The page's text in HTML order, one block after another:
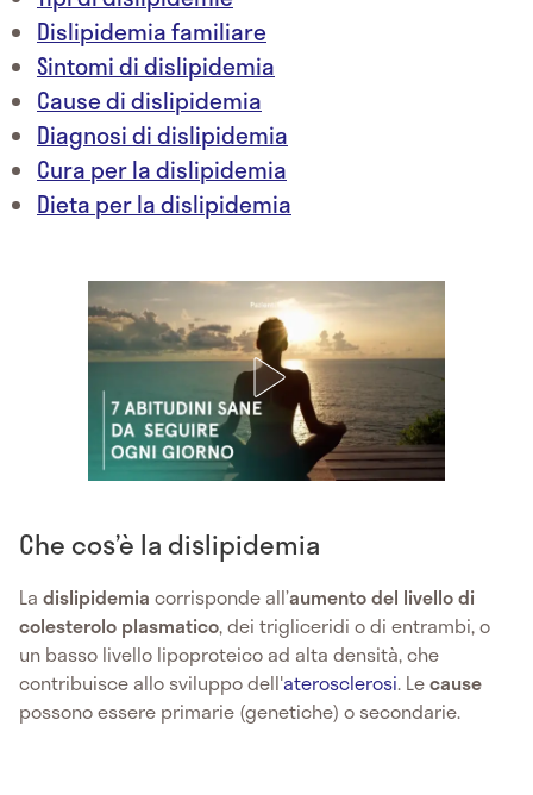
Dislipidemia familiare
Sintomi di dislipidemia
Cause di dislipidemia
Diagnosi di dislipidemia
Cura per la dislipidemia
Dieta per la dislipidemia
Che cos’è la dislipidemia
La dislipidemia corrisponde all’aumento del livello di
colesterolo plasmatico, dei trigliceridi o di entrambi, o
un basso livello lipoproteico ad alta densità, che
contribuisce allo sviluppo dell'aterosclerosi. Lecause
possono essere primarie (genetiche) o secondarie.